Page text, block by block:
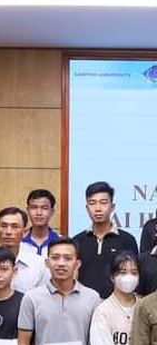
nhất cho sinh
SV Trần Khắc Nghi
các em hiểu